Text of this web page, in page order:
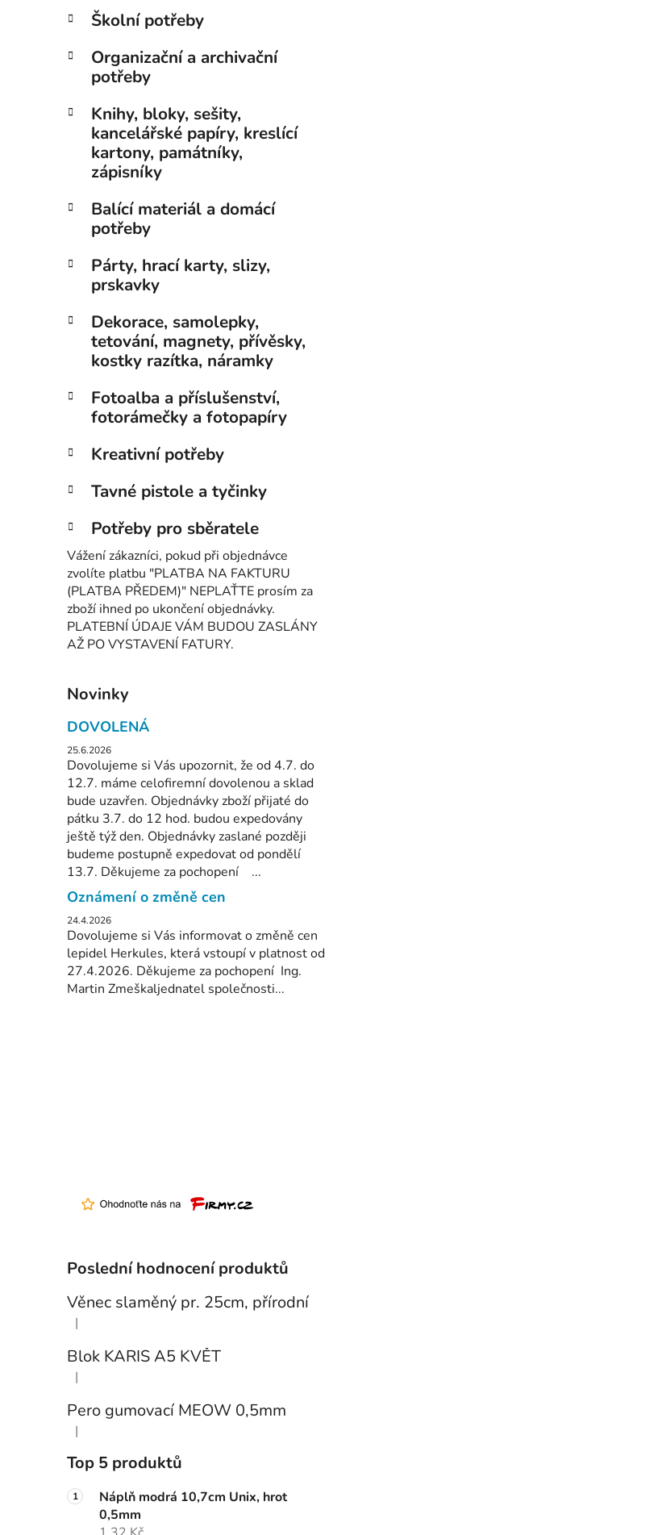
Školní potřeby
Organizační a archivační
potřeby
Knihy, bloky, sešity,
kancelářské papíry, kreslící
kartony, památníky,
zápisníky
Balící materiál a domácí
potřeby
Párty, hrací karty, slizy,
prskavky
Dekorace, samolepky,
tetování, magnety, přívěsky,
kostky razítka, náramky
Fotoalba a příslušenství,
fotorámečky a fotopapíry
Kreativní potřeby
Tavné pistole a tyčinky
Potřeby pro sběratele
Vážení zákazníci, pokud při objednávce
zvolíte platbu "PLATBA NA FAKTURU
(PLATBA PŘEDEM)" NEPLAŤTE prosím za
zboží ihned po ukončení objednávky.
PLATEBNÍ ÚDAJE VÁM BUDOU ZASLÁNY
AŽ PO VYSTAVENÍ FATURY.
Novinky
DOVOLENÁ
25.6.2026
Dovolujeme si Vás upozornit, že od 4.7. do
12.7. máme celofiremní dovolenou a sklad
bude uzavřen. Objednávky zboží přijaté do
pátku 3.7. do 12 hod. budou expedovány
ještě týž den. Objednávky zaslané později
budeme postupně expedovat od pondělí
13.7. Děkujeme za pochopení ...
Oznámení o změně cen
24.4.2026
Dovolujeme si Vás informovat o změně cen
lepidel Herkules, která vstoupí v platnost od
27.4.2026. Děkujeme za pochopení Ing.
Martin Zmeškaljednatel společnosti...
Poslední hodnocení produktů
Věnec slaměný pr. 25cm, přírodní
Hodnocení produktu je 5 z 5 hvězdiček.
|
Blok KARIS A5 KVĚT
Hodnocení produktu je 3 z 5 hvězdiček.
|
Pero gumovací MEOW 0,5mm
Hodnocení produktu je 5 z 5 hvězdiček.
|
Top 5 produktů
Náplň modrá 10,7cm Unix, hrot
0,5mm